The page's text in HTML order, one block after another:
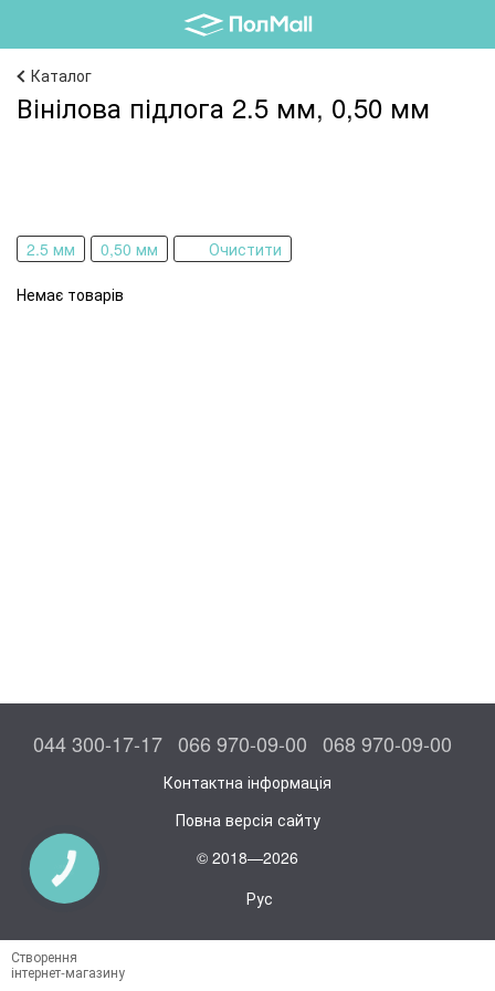
Каталог
Вінілова підлога 2.5 мм, 0,50 мм
2.5 мм 0,50 мм Очистити
Немає товарів
044 300-17-17 066 970-09-00 068 970-09-00
Контактна інформація
Повна версія сайту
© 2018—2026
Рус
Створення
інтернет-магазину
КНОПКА
ЗВ'ЯЗКУ